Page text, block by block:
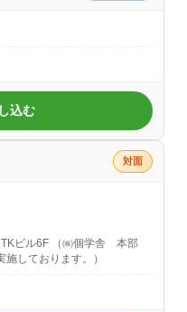
込む
対面
ビル6F （㈱個学舎 本部
しております。）